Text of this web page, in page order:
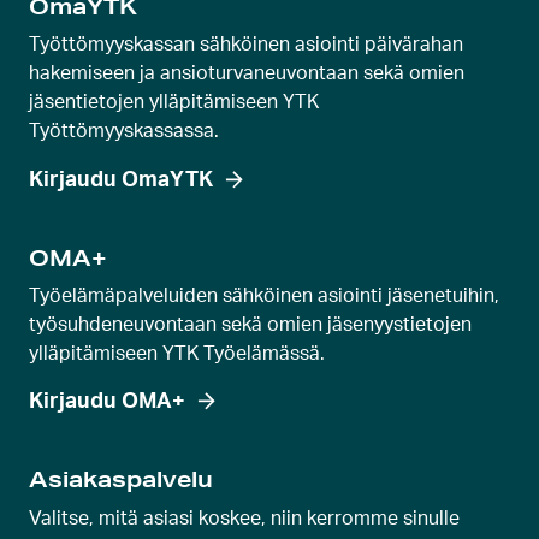
a
r
u
s
e
l
d
a
OmaYTK
Työttömyyskassan sähköinen asiointi päivärahan
hakemiseen ja ansioturvaneuvontaan sekä omien
jäsentietojen ylläpitämiseen YTK
Työttömyyskassassa.
Kirjaudu OmaYTK
OMA+
Työelämäpalveluiden sähköinen asiointi jäsenetuihin,
työsuhdeneuvontaan sekä omien jäsenyystietojen
ylläpitämiseen YTK Työelämässä.
Kirjaudu OMA+
Asiakaspalvelu
Valitse, mitä asiasi koskee, niin kerromme sinulle